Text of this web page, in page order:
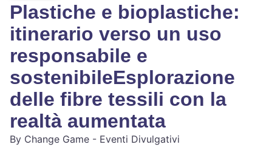
Plastiche e bioplastiche:
itinerario verso un uso
responsabile e
sostenibileEsplorazione
delle fibre tessili con la
realtà aumentata
By Change Game - Eventi Divulgativi